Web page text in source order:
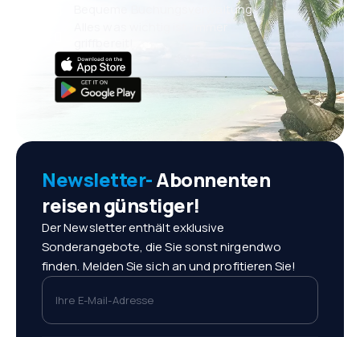
Bequeme Buchungsverwaltung
Newsletter-Abonnenten
reisen günstiger!
Der Newsletter enthält exklusive
Sonderangebote, die Sie sonst nirgendwo
finden. Melden Sie sich an und profitieren Sie!
Ihre E-Mail-Adresse